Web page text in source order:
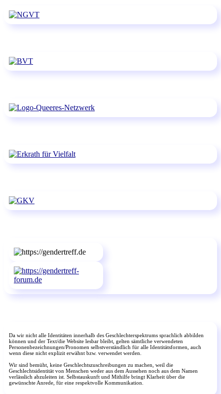
Da wir nicht alle Identitäten innerhalb des Geschlechterspektrums sprachlich abbilden
können und der Text/die Website lesbar bleibt, gelten sämtliche verwendeten
Personenbezeichnungen/Pronomen selbstverständlich für alle Identitätsformen, auch
wenn diese nicht explizit erwähnt bzw. verwendet werden.
Wir sind bemüht, keine Geschlechtszuschreibungen zu machen, weil die
Geschlechtsidentität von Menschen weder aus dem Aussehen noch aus dem Namen
verlässlich abzuleiten ist. Selbstauskunft und Mithilfe bringt Klarheit über die
gewünschte Anrede, für eine respektvolle Kommunikation.